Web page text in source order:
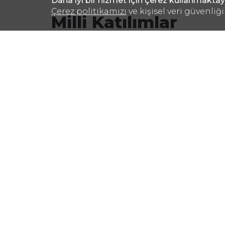
Milli Katılımlar
Çerez politikamızı ve kişisel veri